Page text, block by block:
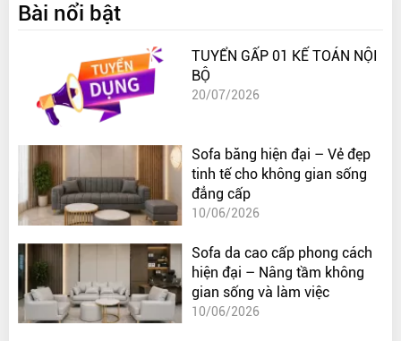
Bài nổi bật
TUYỂN GẤP 01 KẾ TOÁN NỘI
BỘ
20/07/2026
Sofa băng hiện đại – Vẻ đẹp
tinh tế cho không gian sống
đẳng cấp
10/06/2026
Sofa da cao cấp phong cách
hiện đại – Nâng tầm không
gian sống và làm việc
10/06/2026